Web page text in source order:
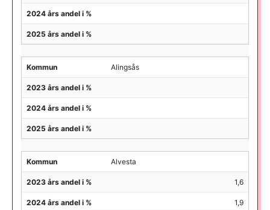
2024 års andel i %
2025 års andel i %
Kommun Alingsås
2023 års andel i %
2024 års andel i %
2025 års andel i %
Kommun Alvesta
2023 års andel i % 1,6
2024 års andel i % 1,9